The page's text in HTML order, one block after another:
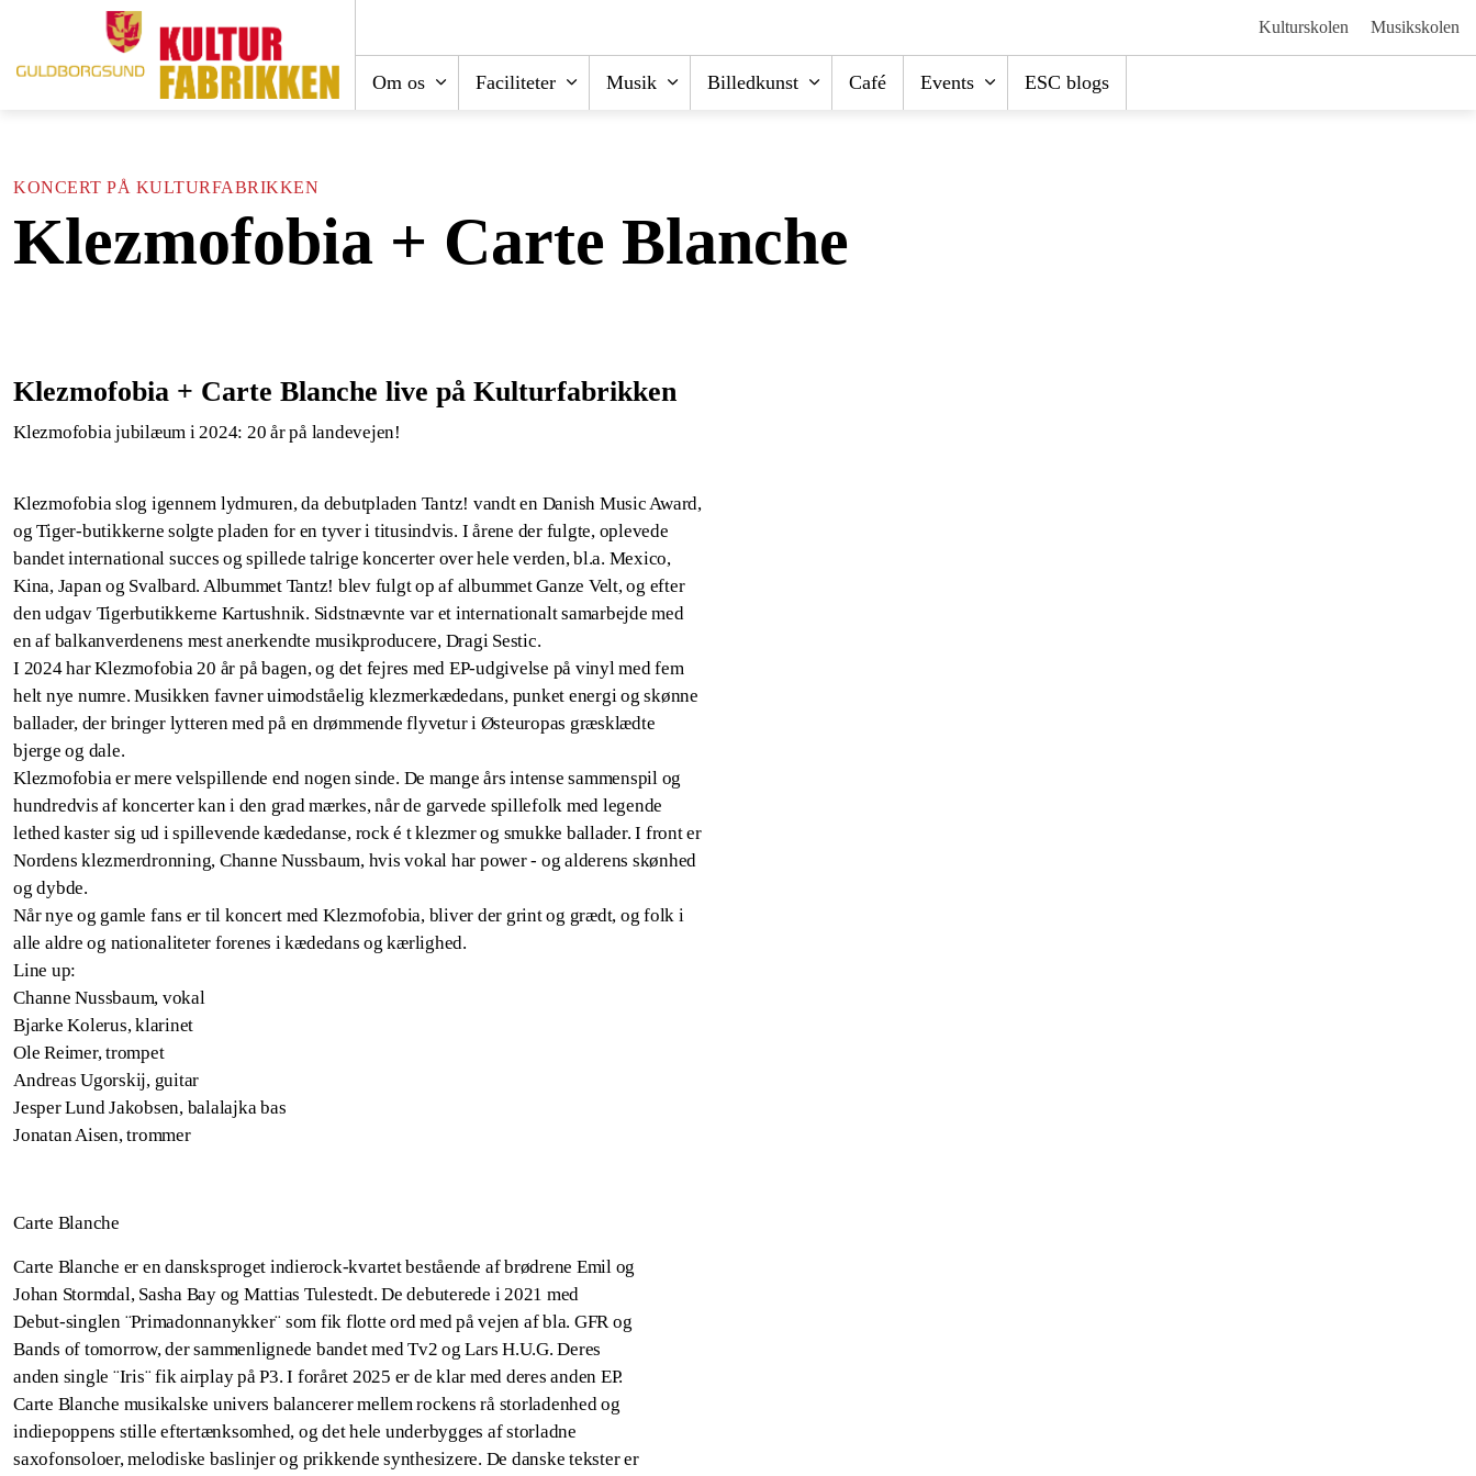
Om os Faciliteter Musik Billedkunst Café Events ESC blogs
Kulturskolen Musikskolen
KONCERT PÅ KULTURFABRIKKEN
Klezmofobia + Carte Blanche
Klezmofobia + Carte Blanche live på Kulturfabrikken
Klezmofobia jubilæum i 2024: 20 år på landevejen!
Klezmofobia slog igennem lydmuren, da debutpladen Tantz! vandt en Danish Music Award,
og Tiger-butikkerne solgte pladen for en tyver i titusindvis. I årene der fulgte, oplevede
bandet international succes og spillede talrige koncerter over hele verden, bl.a. Mexico,
Kina, Japan og Svalbard. Albummet Tantz! blev fulgt op af albummet Ganze Velt, og efter
den udgav Tigerbutikkerne Kartushnik. Sidstnævnte var et internationalt samarbejde med
en af balkanverdenens mest anerkendte musikproducere, Dragi Sestic.
I 2024 har Klezmofobia 20 år på bagen, og det fejres med EP-udgivelse på vinyl med fem
helt nye numre. Musikken favner uimodståelig klezmerkædedans, punket energi og skønne
ballader, der bringer lytteren med på en drømmende flyvetur i Østeuropas græsklædte
bjerge og dale.
Klezmofobia er mere velspillende end nogen sinde. De mange års intense sammenspil og
hundredvis af koncerter kan i den grad mærkes, når de garvede spillefolk med legende
lethed kaster sig ud i spillevende kædedanse, rock é t klezmer og smukke ballader. I front er
Nordens klezmerdronning, Channe Nussbaum, hvis vokal har power - og alderens skønhed
og dybde.
Når nye og gamle fans er til koncert med Klezmofobia, bliver der grint og grædt, og folk i
alle aldre og nationaliteter forenes i kædedans og kærlighed.
Line up:
Channe Nussbaum, vokal
Bjarke Kolerus, klarinet
Ole Reimer, trompet
Andreas Ugorskij, guitar
Jesper Lund Jakobsen, balalajka bas
Jonatan Aisen, trommer
Carte Blanche
Carte Blanche er en dansksproget indierock-kvartet bestående af brødrene Emil og
Johan Stormdal, Sasha Bay og Mattias Tulestedt. De debuterede i 2021 med
Debut-singlen ¨Primadonnanykker¨ som fik flotte ord med på vejen af bla. GFR og
Bands of tomorrow, der sammenlignede bandet med Tv2 og Lars H.U.G. Deres
anden single ¨Iris¨ fik airplay på P3. I foråret 2025 er de klar med deres anden EP.
Carte Blanche musikalske univers balancerer mellem rockens rå storladenhed og
indiepoppens stille eftertænksomhed, og det hele underbygges af storladne
saxofonsoloer, melodiske baslinjer og prikkende synthesizere. De danske tekster er